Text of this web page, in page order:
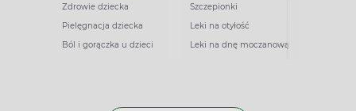
Zdrowie dziecka
Pielęgnacja dziecka
Ból i gorączka u dzieci
Szczepionki
Leki na otyłość
Leki na dnę moczanową